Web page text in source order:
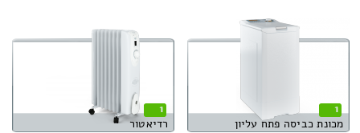
1
מכונת כביסה פתח עליון
1
רדיאטור